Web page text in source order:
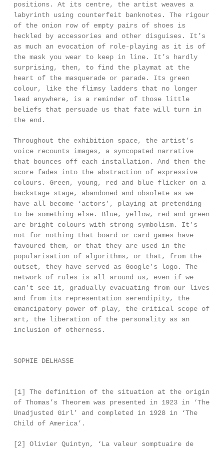
positions. At its centre, the artist weaves a
labyrinth using counterfeit banknotes. The rigour
of the onion row of empty pairs of shoes is
heckled by accessories and other disguises. It’s
as much an evocation of role-playing as it is of
the mask you wear to keep in line. It’s hardly
surprising, then, to find the playmat at the
heart of the masquerade or parade. Its green
colour, like the flimsy ladders that no longer
lead anywhere, is a reminder of those little
beliefs that persuade us that fate will turn in
the end.
Throughout the exhibition space, the artist’s
voice recounts images, a syncopated narrative
that bounces off each installation. And then the
score fades into the abstraction of expressive
colours. Green, young, red and blue flicker on a
backstage stage, abandoned and obsolete as we
have all become ‘actors’, playing at pretending
to be something else. Blue, yellow, red and green
are bright colours with strong symbolism. It’s
not for nothing that board or card games have
favoured them, or that they are used in the
popularisation of algorithms, or that, from the
outset, they have served as Google’s logo. The
network of rules is all around us, even if we
can’t see it, gradually evacuating from our lives
and from its representation serendipity, the
emancipatory power of play, the critical scope of
art, the liberation of the personality as an
inclusion of otherness.
SOPHIE DELHASSE
[1] The definition of the situation at the origin
of Thomas’s Theorem was presented in 1923 in ‘The
Unadjusted Girl’ and completed in 1928 in ‘The
Child of America’.
[2] Olivier Quintyn, ‘La valeur somptuaire de